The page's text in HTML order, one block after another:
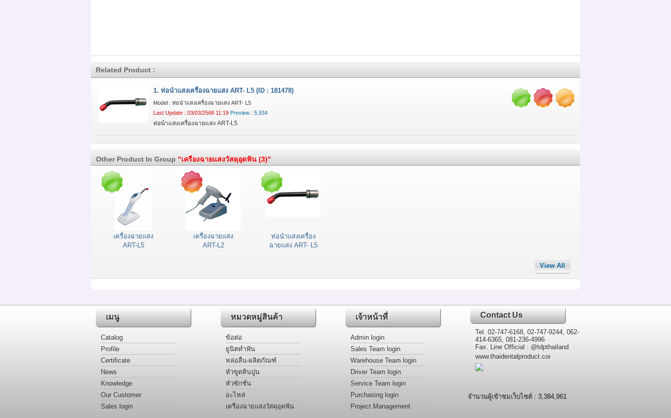
Related Product :
1. ท่อนำแสงเครื่องฉายแสง ART- L5 (ID : 181478)
Model : ท่อนำแสงเครื่องฉายแสง ART- L5
Last Update : 03/03/2568 11:19 Preview : 5,934
ท่อนำแสงเครื่องฉายแสง ART-L5
Other Product In Group "เครืองฉายแสงวัสดุอุดฟัน (3)"
เครื่องฉายแสง
ART-L5
เครื่องฉายแสง
ART-L2
ท่อนำแสงเครื่อง
ฉายแสง ART- L5
View All
เมนู
Catalog
Profile
Certificate
News
Knowledge
Our Customer
Sales login
หมวดหมู่สินค้า
ข้อต่อ
ยูนิตทำฟัน
หล่อลื่น-ผลิตภัณฑ์
หัวขูดหินปูน
หัวซักชั่น
อะไหล่
เครืองฉายแสงวัสดุอุดฟัน
เจ้าหน้าที่
Admin login
Sales Team login
Warehouse Team login
Driver Team login
Service Team login
Purchasing login
Project Management
Contact Us
Tel. 02-747-6168, 02-747-9244, 062-
414-6365, 081-236-4996
Fax. Line Official : @tdpthailand
www.thaidentalproduct.com
จำนวนผู้เข้าชมเว็บไซต์ : 3,384,961